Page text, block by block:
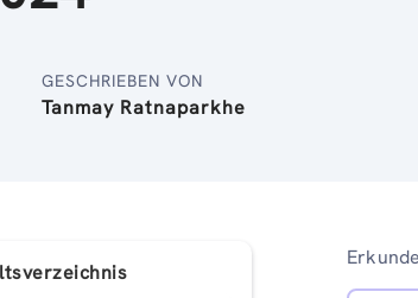
GESCHRIEBEN VON
Tanmay Ratnaparkhe